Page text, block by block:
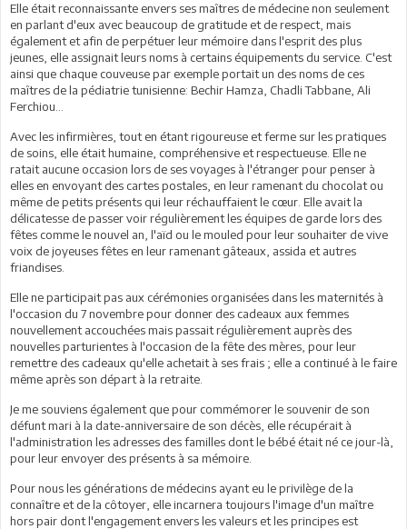
Elle était reconnaissante envers ses maîtres de médecine non seulement
en parlant d'eux avec beaucoup de gratitude et de respect, mais
également et afin de perpétuer leur mémoire dans l'esprit des plus
jeunes, elle assignait leurs noms à certains équipements du service. C'est
ainsi que chaque couveuse par exemple portait un des noms de ces
maîtres de la pédiatrie tunisienne: Bechir Hamza, Chadli Tabbane, Ali
Ferchiou...
Avec les infirmières, tout en étant rigoureuse et ferme sur les pratiques
de soins, elle était humaine, compréhensive et respectueuse. Elle ne
ratait aucune occasion lors de ses voyages à l'étranger pour penser à
elles en envoyant des cartes postales, en leur ramenant du chocolat ou
même de petits présents qui leur réchauffaient le cœur. Elle avait la
délicatesse de passer voir régulièrement les équipes de garde lors des
fêtes comme le nouvel an, l'aïd ou le mouled pour leur souhaiter de vive
voix de joyeuses fêtes en leur ramenant gâteaux, assida et autres
friandises.
Elle ne participait pas aux cérémonies organisées dans les maternités à
l'occasion du 7 novembre pour donner des cadeaux aux femmes
nouvellement accouchées mais passait régulièrement auprès des
nouvelles parturientes à l'occasion de la fête des mères, pour leur
remettre des cadeaux qu'elle achetait à ses frais ; elle a continué à le faire
même après son départ à la retraite.
Je me souviens également que pour commémorer le souvenir de son
défunt mari à la date-anniversaire de son décès, elle récupérait à
l'administration les adresses des familles dont le bébé était né ce jour-là,
pour leur envoyer des présents à sa mémoire.
Pour nous les générations de médecins ayant eu le privilège de la
connaître et de la côtoyer, elle incarnera toujours l'image d'un maître
hors pair dont l'engagement envers les valeurs et les principes est